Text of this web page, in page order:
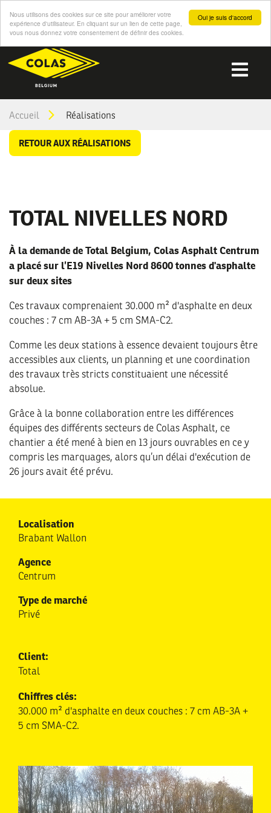
Oui je suis d'accord
Nous utilisons des cookies sur ce site pour améliorer votre
expérience d'utilisateur. En cliquant sur un lien de cette page,
vous nous donnez votre consentement de définir des cookies.
Aller
au
contenu
principal
You
are
Accueil Réalisations
RETOUR AUX RÉALISATIONS
TOTAL NIVELLES NORD
À la demande de Total Belgium, Colas Asphalt Centrum
a placé sur l’E19 Nivelles Nord 8600 tonnes d'asphalte
sur deux sites
Ces travaux comprenaient 30.000 m² d'asphalte en deux
couches : 7 cm AB-3A + 5 cm SMA-C2.
Comme les deux stations à essence devaient toujours être
accessibles aux clients, un planning et une coordination
des travaux très stricts constituaient une nécessité
absolue.
Grâce à la bonne collaboration entre les différences
équipes des différents secteurs de Colas Asphalt, ce
chantier a été mené à bien en 13 jours ouvrables en ce y
compris les marquages, alors qu’un délai d'exécution de
26 jours avait été prévu.
Localisation
Brabant Wallon
Agence
Centrum
Type de marché
Privé
Client:
Total
Chiffres clés:
30.000 m² d'asphalte en deux couches : 7 cm AB-3A +
5 cm SMA-C2.